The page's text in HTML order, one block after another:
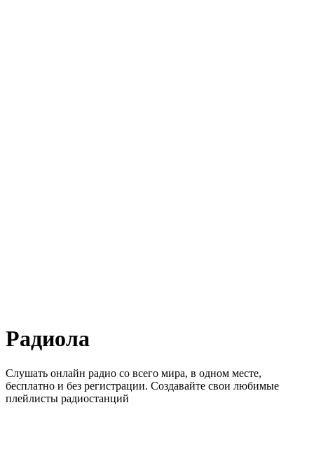
Радиола
Слушать онлайн радио со всего мира, в одном месте,
бесплатно и без регистрации. Создавайте свои любимые
плейлисты радиостанций